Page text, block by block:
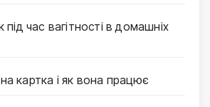
час вагітності в домашніх
картка і як вона працює